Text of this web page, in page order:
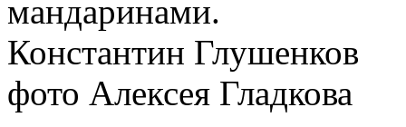
мандаринами.
Константин Глушенков
фото Алексея Гладкова